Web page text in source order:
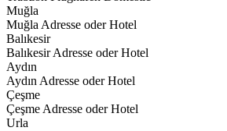
Muğla
Muğla Adresse oder Hotel
Balıkesir
Balıkesir Adresse oder Hotel
Aydın
Aydın Adresse oder Hotel
Çeşme
Çeşme Adresse oder Hotel
Urla